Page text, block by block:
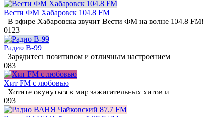
Вести ФМ Хабаровск 104.8 FM
В эфире Хабаровска звучит Вести ФМ на волне 104.8 FM!
0123
Радио В-99
Зарядитесь позитивом и отличным настроением
083
Хит FM с любовью
Хотите окунуться в мир зажигательных хитов и
093